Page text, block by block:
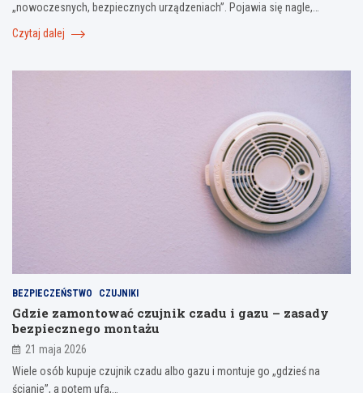
„nowoczesnych, bezpiecznych urządzeniach”. Pojawia się nagle,…
Czytaj dalej
BEZPIECZEŃSTWO CZUJNIKI
Gdzie zamontować czujnik czadu i gazu – zasady
bezpiecznego montażu
21 maja 2026
Wiele osób kupuje czujnik czadu albo gazu i montuje go „gdzieś na
ścianie”, a potem ufa,…